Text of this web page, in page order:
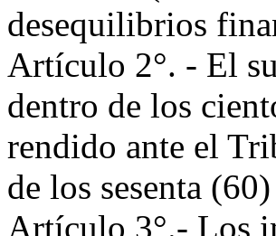
desequilibrios
Artículo 2°. - El
dentro de los
rendido ante el
de los sesenta
Artículo 3°.- Los